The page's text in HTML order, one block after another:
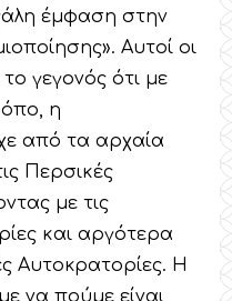
έμφαση στην
Αυτοί οι
γεγονός ότι με
η
από τα αρχαία
Περσικές
με τις
και αργότερα
Αυτοκρατορίες. Η
να πούμε είναι